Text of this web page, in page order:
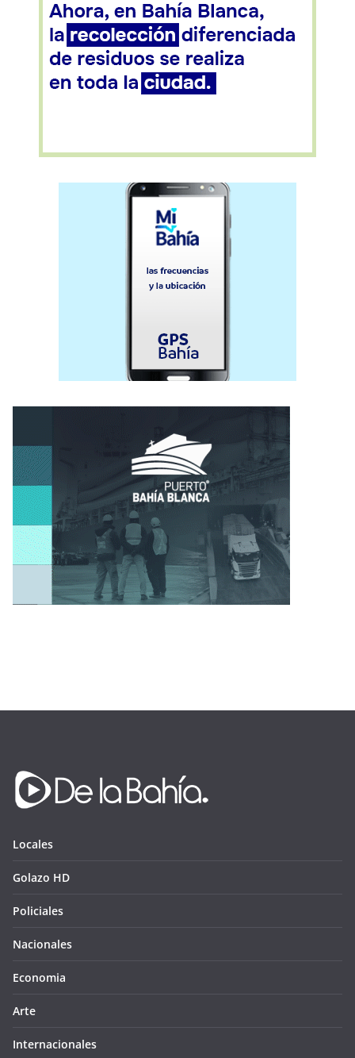
Locales
Golazo HD
Policiales
Nacionales
Economia
Arte
Internacionales